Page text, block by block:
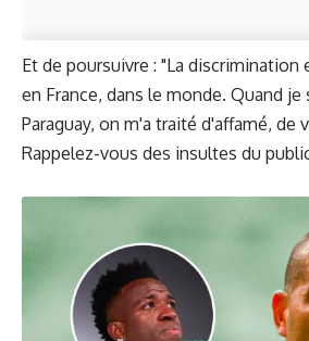
Et de poursuivre : "La discrimination
en France, dans le monde. Quand je
Paraguay, on m'a traité d'affamé, de
Rappelez-vous des insultes du